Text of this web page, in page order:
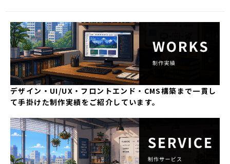
デザイン・UI/UX・フロントエンド・CMS構築まで一貫し
て手掛けた制作実績をご紹介しています。